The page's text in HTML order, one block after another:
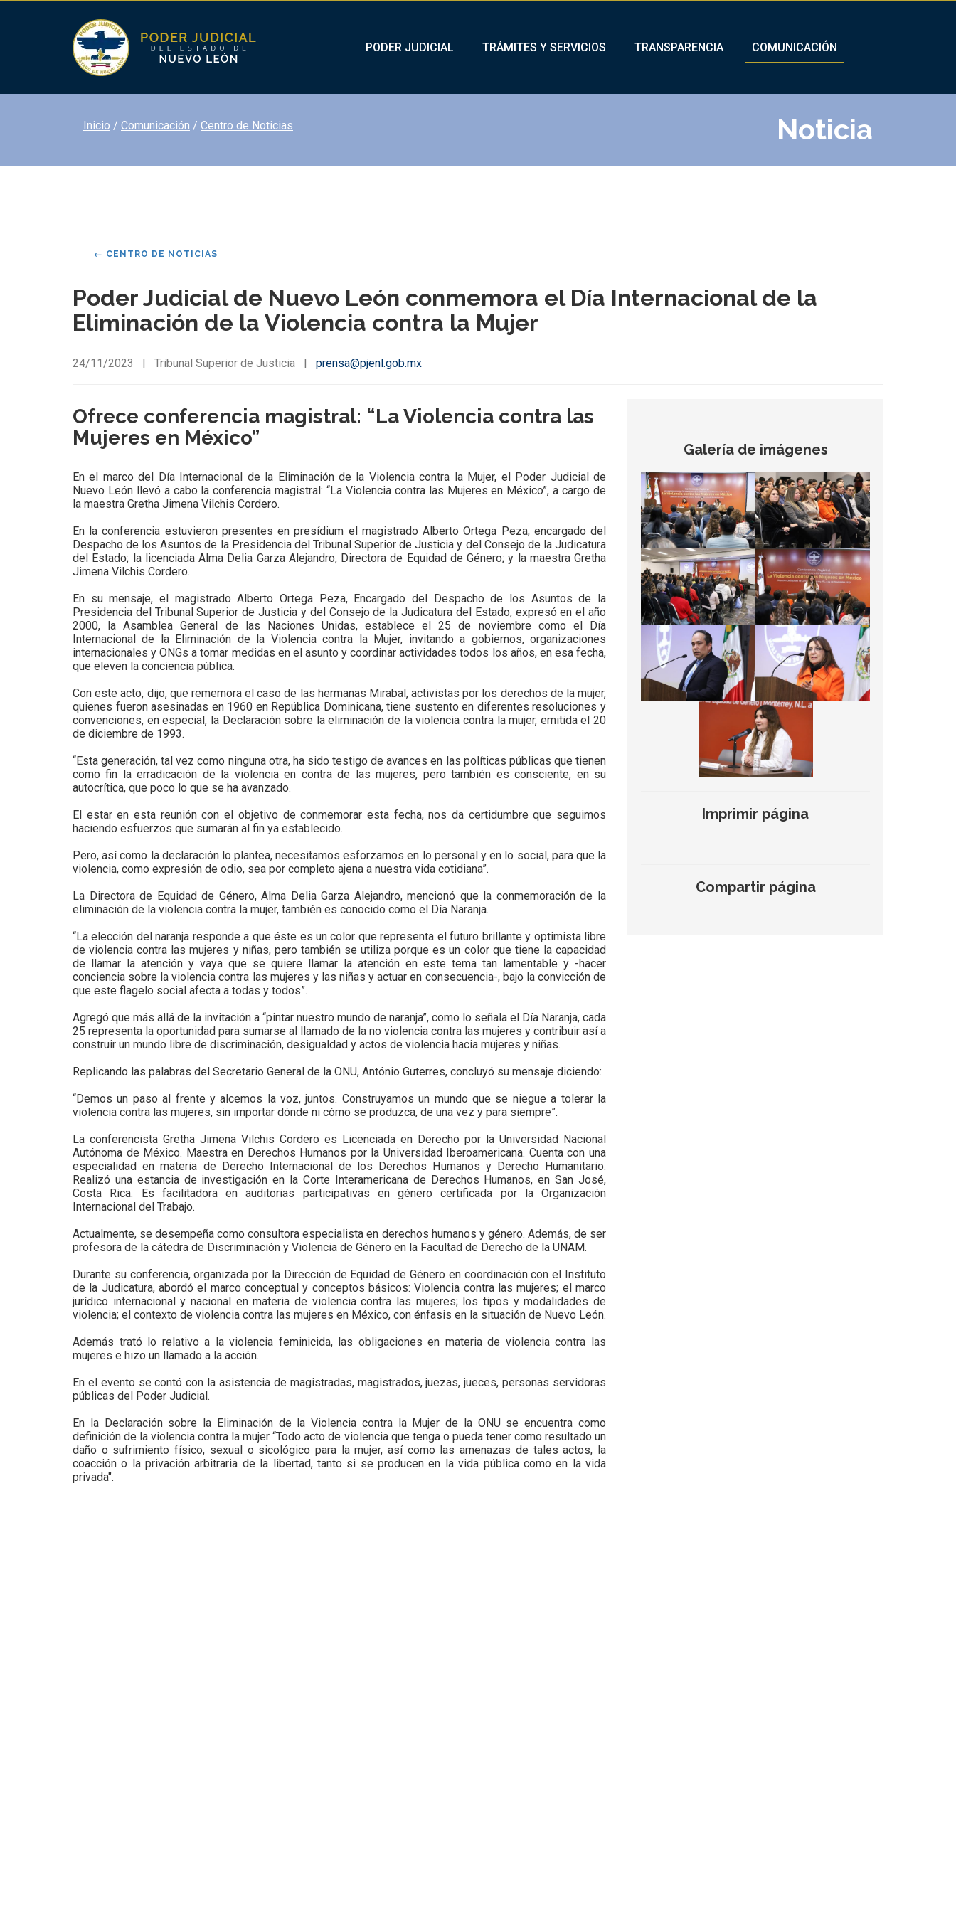
PODER JUDICIAL TRÁMITES Y SERVICIOS TRANSPARENCIA COMUNICACIÓN
Inicio Comunicación Centro de Noticias Noticia
← CENTRO DE NOTICIAS
Poder Judicial de Nuevo León conmemora el Día Internacional de la
Eliminación de la Violencia contra la Mujer
24/11/2023 | Tribunal Superior de Justicia | prensa@pjenl.gob.mx
Ofrece conferencia magistral: “La Violencia contra las
Mujeres en México”
En el marco del Día Internacional de la Eliminación de la Violencia contra la Mujer, el Poder Judicial de
Nuevo León llevó a cabo la conferencia magistral: “La Violencia contra las Mujeres en México”, a cargo de
la maestra Gretha Jimena Vilchis Cordero.
En la conferencia estuvieron presentes en presídium el magistrado Alberto Ortega Peza, encargado del
Despacho de los Asuntos de la Presidencia del Tribunal Superior de Justicia y del Consejo de la Judicatura
del Estado; la licenciada Alma Delia Garza Alejandro, Directora de Equidad de Género; y la maestra Gretha
Jimena Vilchis Cordero.
En su mensaje, el magistrado Alberto Ortega Peza, Encargado del Despacho de los Asuntos de la
Presidencia del Tribunal Superior de Justicia y del Consejo de la Judicatura del Estado, expresó en el año
2000, la Asamblea General de las Naciones Unidas, establece el 25 de noviembre como el Día
Internacional de la Eliminación de la Violencia contra la Mujer, invitando a gobiernos, organizaciones
internacionales y ONGs a tomar medidas en el asunto y coordinar actividades todos los años, en esa fecha,
que eleven la conciencia pública.
Con este acto, dijo, que rememora el caso de las hermanas Mirabal, activistas por los derechos de la mujer,
quienes fueron asesinadas en 1960 en República Dominicana, tiene sustento en diferentes resoluciones y
convenciones, en especial, la Declaración sobre la eliminación de la violencia contra la mujer, emitida el 20
de diciembre de 1993.
“Esta generación, tal vez como ninguna otra, ha sido testigo de avances en las políticas públicas que tienen
como fin la erradicación de la violencia en contra de las mujeres, pero también es consciente, en su
autocrítica, que poco lo que se ha avanzado.
El estar en esta reunión con el objetivo de conmemorar esta fecha, nos da certidumbre que seguimos
haciendo esfuerzos que sumarán al fin ya establecido.
Pero, así como la declaración lo plantea, necesitamos esforzarnos en lo personal y en lo social, para que la
violencia, como expresión de odio, sea por completo ajena a nuestra vida cotidiana”.
La Directora de Equidad de Género, Alma Delia Garza Alejandro, mencionó que la conmemoración de la
eliminación de la violencia contra la mujer, también es conocido como el Día Naranja.
“La elección del naranja responde a que éste es un color que representa el futuro brillante y optimista libre
de violencia contra las mujeres y niñas, pero también se utiliza porque es un color que tiene la capacidad
de llamar la atención y vaya que se quiere llamar la atención en este tema tan lamentable y -hacer
conciencia sobre la violencia contra las mujeres y las niñas y actuar en consecuencia-, bajo la convicción de
que este flagelo social afecta a todas y todos”.
Agregó que más allá de la invitación a “pintar nuestro mundo de naranja”, como lo señala el Día Naranja, cada
25 representa la oportunidad para sumarse al llamado de la no violencia contra las mujeres y contribuir así a
construir un mundo libre de discriminación, desigualdad y actos de violencia hacia mujeres y niñas.
Replicando las palabras del Secretario General de la ONU, António Guterres, concluyó su mensaje diciendo:
“Demos un paso al frente y alcemos la voz, juntos. Construyamos un mundo que se niegue a tolerar la
violencia contra las mujeres, sin importar dónde ni cómo se produzca, de una vez y para siempre”.
La conferencista Gretha Jimena Vilchis Cordero es Licenciada en Derecho por la Universidad Nacional
Autónoma de México. Maestra en Derechos Humanos por la Universidad Iberoamericana. Cuenta con una
especialidad en materia de Derecho Internacional de los Derechos Humanos y Derecho Humanitario.
Realizó una estancia de investigación en la Corte Interamericana de Derechos Humanos, en San José,
Costa Rica. Es facilitadora en auditorias participativas en género certificada por la Organización
Internacional del Trabajo.
Actualmente, se desempeña como consultora especialista en derechos humanos y género. Además, de ser
profesora de la cátedra de Discriminación y Violencia de Género en la Facultad de Derecho de la UNAM.
Durante su conferencia, organizada por la Dirección de Equidad de Género en coordinación con el Instituto
de la Judicatura, abordó el marco conceptual y conceptos básicos: Violencia contra las mujeres; el marco
jurídico internacional y nacional en materia de violencia contra las mujeres; los tipos y modalidades de
violencia; el contexto de violencia contra las mujeres en México, con énfasis en la situación de Nuevo León.
Además trató lo relativo a la violencia feminicida, las obligaciones en materia de violencia contra las
mujeres e hizo un llamado a la acción.
En el evento se contó con la asistencia de magistradas, magistrados, juezas, jueces, personas servidoras
públicas del Poder Judicial.
En la Declaración sobre la Eliminación de la Violencia contra la Mujer de la ONU se encuentra como
definición de la violencia contra la mujer “Todo acto de violencia que tenga o pueda tener como resultado un
daño o sufrimiento físico, sexual o sicológico para la mujer, así como las amenazas de tales actos, la
coacción o la privación arbitraria de la libertad, tanto si se producen en la vida pública como en la vida
privada".
Galería de imágenes
Imprimir página
Compartir página